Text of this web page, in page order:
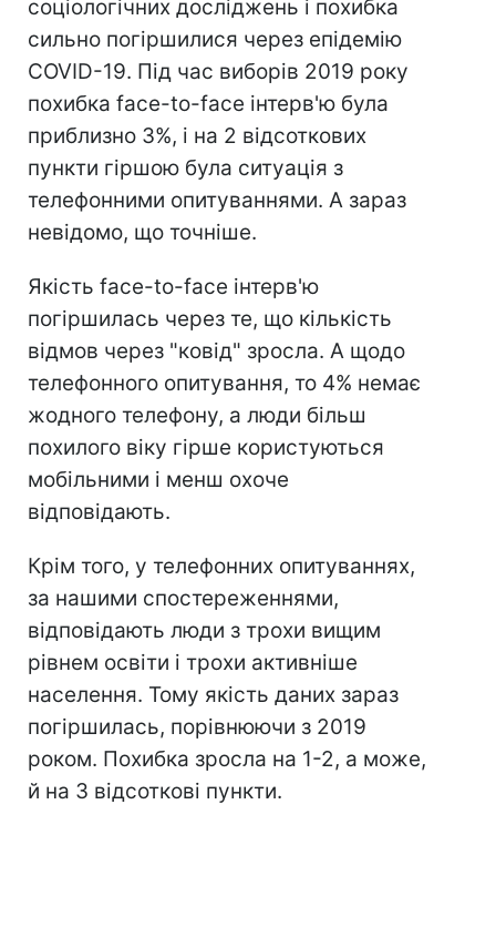
соціологічних досліджень і похибка
сильно погіршилися через епідемію
COVID-19. Під час виборів 2019 року
похибка face-to-face інтерв'ю була
приблизно 3%, і на 2 відсоткових
пункти гіршою була ситуація з
телефонними опитуваннями. А зараз
невідомо, що точніше.
Якість face-to-face інтерв'ю
погіршилась через те, що кількість
відмов через "ковід" зросла. А щодо
телефонного опитування, то 4% немає
жодного телефону, а люди більш
похилого віку гірше користуються
мобільними і менш охоче
відповідають.
Крім того, у телефонних опитуваннях,
за нашими спостереженнями,
відповідають люди з трохи вищим
рівнем освіти і трохи активніше
населення. Тому якість даних зараз
погіршилась, порівнюючи з 2019
роком. Похибка зросла на 1-2, а може,
й на 3 відсоткові пункти.